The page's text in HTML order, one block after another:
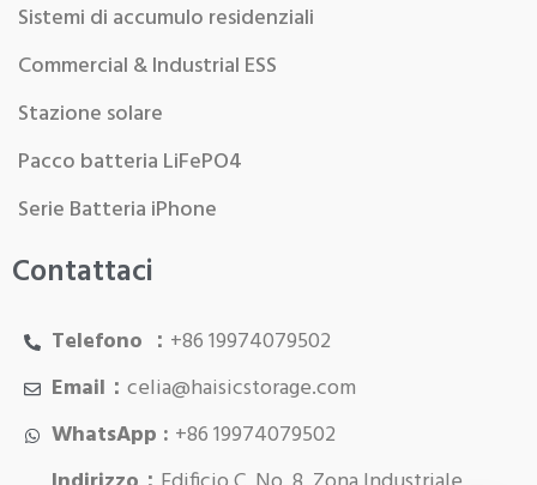
Sistemi di accumulo residenziali
Commercial & Industrial ESS
Stazione solare
Pacco batteria LiFePO4
Serie Batteria iPhone
Contattaci
Telefono ： +86 19974079502
Email： celia@haisicstorage.com
WhatsApp : +86 19974079502